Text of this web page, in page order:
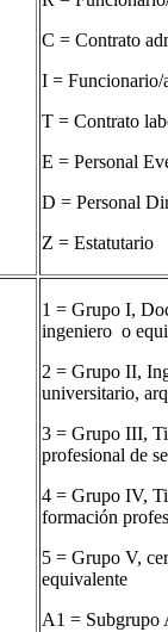
C = Contrato
I = Funcionario/
T = Contrato
E = Personal
D = Personal
Z = Estatutario
1 = Grupo I,
ingeniero o
2 = Grupo II,
universitario,
3 = Grupo III,
profesional de
4 = Grupo IV,
formación
5 = Grupo V,
equivalente
A1 = Subgrupo